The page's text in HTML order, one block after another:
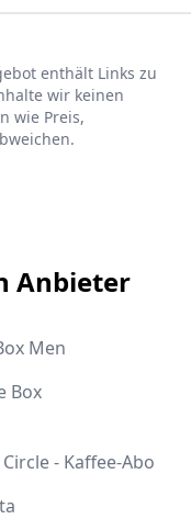
enthält Links zu
wir keinen
wie Preis,
Anbieter
Men
Box
- Kaffee-Abo